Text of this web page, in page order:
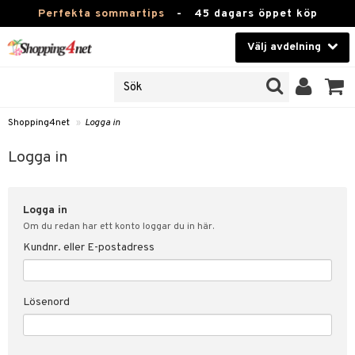
Perfekta sommartips - 45 dagars öppet köp
Välj avdelning
Kontaktlinser
Hälsokost
Fitness
Hem & Inredning
Leksaker, Barn & Baby
Varumärken
Shopping4net » Logga in
Logga in
Logga in
Om du redan har ett konto loggar du in här.
Kundnr. eller E-postadress
Lösenord
svar